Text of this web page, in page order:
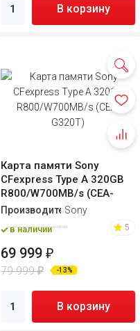
В корзину
Карта памяти Sony
CFexpress Type А 320GB
R800/W700MB/s (CEA-
G320T)
ПроизводительSony
в наличии 5
69 999₽
79 999₽ -13%
В корзину